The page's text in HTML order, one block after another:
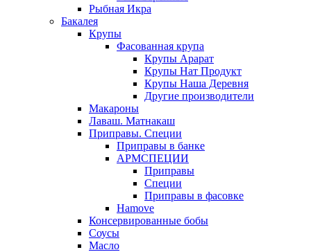
Рыбная Икра
Бакалея
Крупы
Фасованная крупа
Крупы Арарат
Крупы Нат Продукт
Крупы Наша Деревня
Другие производители
Макароны
Лаваш. Матнакаш
Приправы. Специи
Приправы в банке
АРМСПЕЦИИ
Приправы
Специи
Приправы в фасовке
Hamove
Консервированные бобы
Соусы
Масло